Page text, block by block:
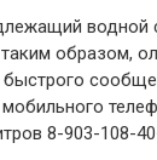
водной
образом,
8-903-108-